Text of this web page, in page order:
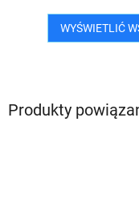
Produkty
WYŚWIETLIĆ